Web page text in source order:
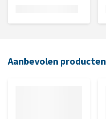
Aanbevolen producten